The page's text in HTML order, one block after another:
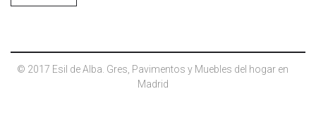
© 2017 Esil de Alba. Gres, Pavimentos y Muebles del hogar en
Madrid